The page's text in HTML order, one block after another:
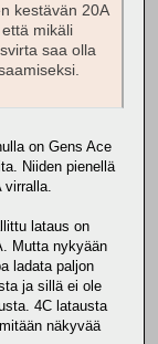
kestävän 20A
mikäli
saa olla
on Gens Ace
Niiden pienellä
lataus on
Mutta nykyään
ladata paljon
ja sillä ei ole
4C latausta
näkyvää